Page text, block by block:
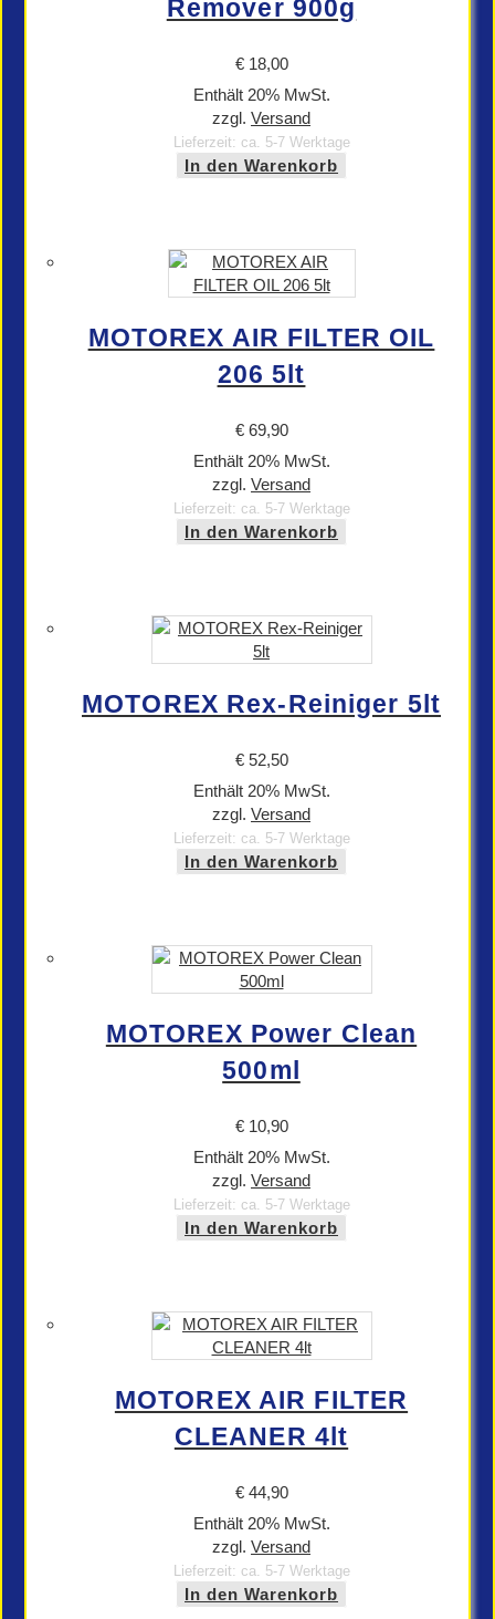
Remover 900g
€18,00
Enthält 20% MwSt.
zzgl. Versand
Lieferzeit: ca. 5-7 Werktage
In den Warenkorb
MOTOREX AIR FILTER OIL
206 5lt
€69,90
Enthält 20% MwSt.
zzgl. Versand
Lieferzeit: ca. 5-7 Werktage
In den Warenkorb
MOTOREX Rex-Reiniger 5lt
€52,50
Enthält 20% MwSt.
zzgl. Versand
Lieferzeit: ca. 5-7 Werktage
In den Warenkorb
MOTOREX Power Clean
500ml
€10,90
Enthält 20% MwSt.
zzgl. Versand
Lieferzeit: ca. 5-7 Werktage
In den Warenkorb
MOTOREX AIR FILTER
CLEANER 4lt
€44,90
Enthält 20% MwSt.
zzgl. Versand
Lieferzeit: ca. 5-7 Werktage
In den Warenkorb